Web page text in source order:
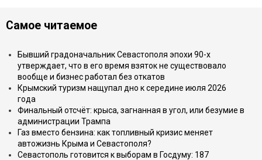
Самое читаемое
Бывший градоначальник Севастополя эпохи 90-х
утверждает, что в его время взяток не существовало
вообще и бизнес работал без откатов
Крымский туризм нащупал дно к середине июля 2026
года
Финальный отсчёт: крыса, загнанная в угол, или безумие в
администрации Трампа
Газ вместо бензина: как топливный кризис меняет
автожизнь Крыма и Севастополя?
Севастополь готовится к выборам в Госдуму: 187